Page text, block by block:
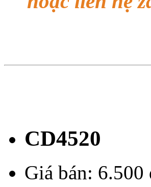
CD4520
Giá bán: 6.500